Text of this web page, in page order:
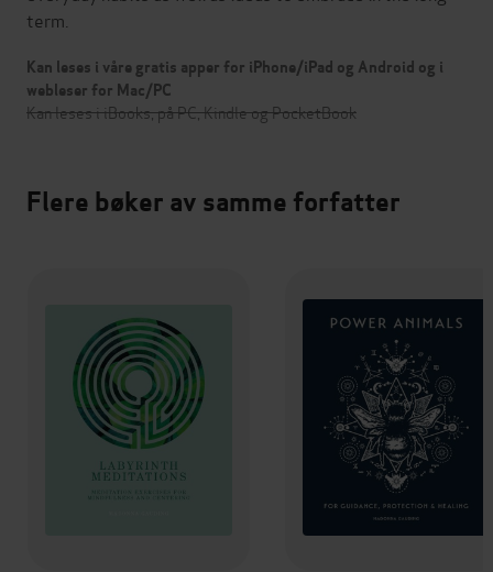
term.
Kan leses i våre gratis apper for iPhone/iPad og Android og i
webleser for Mac/PC
Kan leses i iBooks, på PC, Kindle og PocketBook
Flere bøker av samme forfatter